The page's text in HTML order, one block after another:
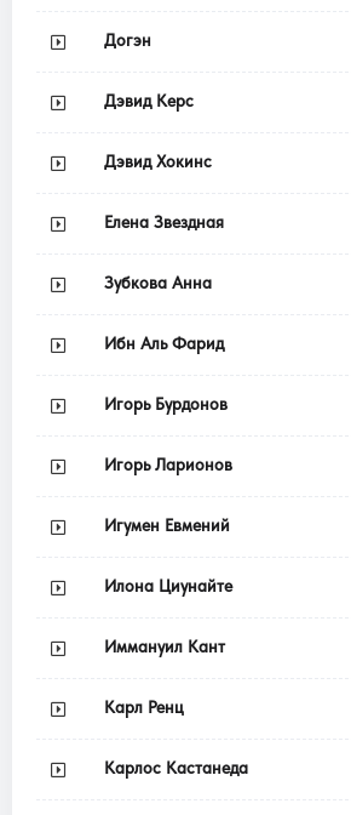
Догэн
Дэвид Керс
Дэвид Хокинс
Елена Звездная
Зубкова Анна
Ибн Аль Фарид
Игорь Бурдонов
Игорь Ларионов
Игумен Евмений
Илона Циунайте
Иммануил Кант
Карл Ренц
Карлос Кастанеда